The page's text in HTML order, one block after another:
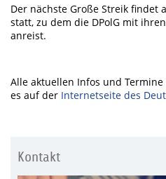
Der nächste Große Streik findet
statt, zu dem die DPolG mit
anreist.
Alle aktuellen Infos und
es auf der Internetseite des
Kontakt